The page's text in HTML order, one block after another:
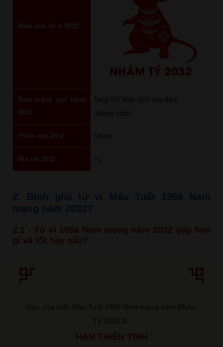
Năm xem tử vi 2032
NHÂM TÝ 2032
Xem mệnh ngũ hành
2032
Tang Đố Mộc (Gỗ cây dâu)
(Mệnh Mộc)
Thiên can 2032 Nhâm
Địa chi 2032 Tý
2. Bình giải tử vi Mậu Tuất 1958 Nam
mạng năm 2032?
2.1 - Tử vi 1958 Nam mạng năm 2032 gặp hạn
gì và tốt hay xấu?
HẠN THIÊN TINH